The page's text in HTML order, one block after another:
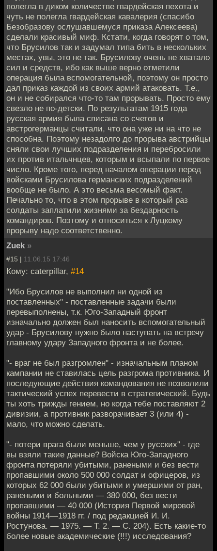
полегла в диком количестве гвардейская пехота и
чуть не полегла гвардейская кавалерия (спасибо
Безобразову ослушавшемуся приказа Алексеева)
сделали красивый миф. Кстати, когда говорят о том,
что Брусилов так и задумал типа бить в нескольких
местах, увы, это не так. Брусилову очень не хватало
сил и средств, ибо как выше верно отметили
операция была вспомогательной, поэтому он просто
дал приказ каждой из своих армий атаковать. Т.е.,
он и не собирался что-то там прорывать. Просто ему
свезло не по-детски. По результатам 1915 года
русская армия была списана со счетов и
австрогерманцы считали, что она уже ни на что не
способна. Поэтому незадолго до прорыва австрийцы
сняли свои лучших подразделения и перебросили
их против итальчнцев, которым и всыпали по первое
число. Кроме того, перед началом операции перед
войсками Брусилова германских подразделений
вообще не было. А это весьма весомый факт.
Печально то, что в этом прорыве в который раз
солдаты заплатили жизнями за бездарность
командиров. Поэтому и относиться к Луцкому
прорыву надо соответственно.
Zuek »
#15 | 11.06.15 17:46
Кому: caterpillar, #14
"Ибо Брусилов не выполнил ни одной из
поставленных" - поставленные задачи были
перевыполнены, т.к. Юго-Западный фронт
изначально должен был наносить вспомогательный
удар - Брусилову нужно было наступать на встречу
главному удару Западного фронта и не более.
"- враг не был разгромлен" - изначальным планом
кампании не ставилась цель разгрома противника. И
последующие действия командования не позволили
тактический успех перевести в стратегический. Будь
ты хоть трижды гением, но когда тебе поставляют 2
дивизии, а противник разворачивает 3 (или 4) -
мало, что можно сделать.
"- потери врага были меньше, чем у русских" - где
вы взяли такие данные? Войска Юго-Западного
фронта потеряли убитыми, ранеными и без вести
пропавшими около 500 000 солдат и офицеров, из
которых 62 000 были убитыми и умершими от ран,
ранеными и больными — 380 000, без вести
пропавшими — 40 000 (История Первой мировой
войны 1914—1918 гг. / под редакцией И. И.
Ростунова. — 1975. — Т. 2. — С. 204). Есть какие-то
более новые академические (!!!) исследования?